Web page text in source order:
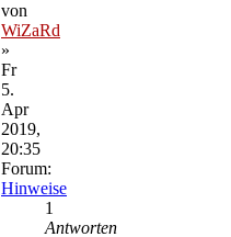
von
WiZaRd
»
Fr
5.
Apr
2019,
20:35
Forum:
Hinweise
1
Antworten